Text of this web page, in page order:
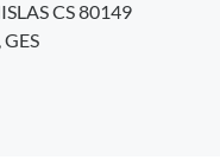
CS 80149